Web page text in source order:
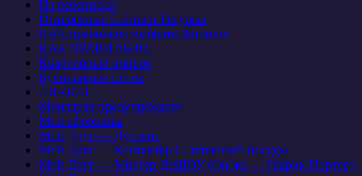
Из переписки
Интересные Сайты и Ресурсы
КАК правильно выбрать Жилище
КАК ПРАВИЛЬНО…
Квартирный вопрос
Кулинарные сайты
ЛИКБЕЗ
Минздрав предупреждает
Мои афоризмы
Мой Друг — Дуэлянт
Мой Друг — Контактёр С-летающей-посуды
Мой Друг — Мистер ДеШОУ (Он же — Гаврик Портер)